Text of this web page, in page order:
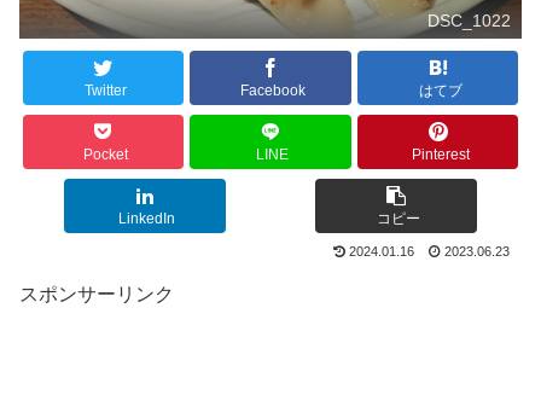
DSC_1022
Twitter Facebook はてブ
Pocket LINE Pinterest
LinkedIn コピー
2024.01.16 2023.06.23
スポンサーリンク